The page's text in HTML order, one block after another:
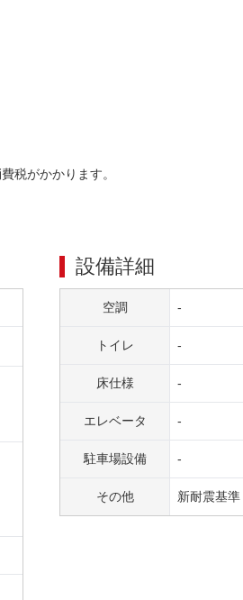
税がかかります。
設備詳細
空調 -
トイレ -
床仕様 -
エレベータ -
駐車場設備 -
その他 新耐震基準